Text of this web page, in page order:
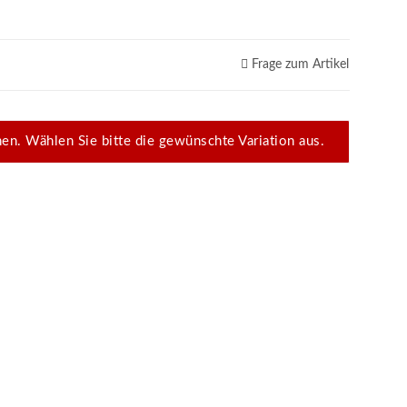
Frage zum Artikel
Wählen Sie bitte die gewünschte Variation aus.